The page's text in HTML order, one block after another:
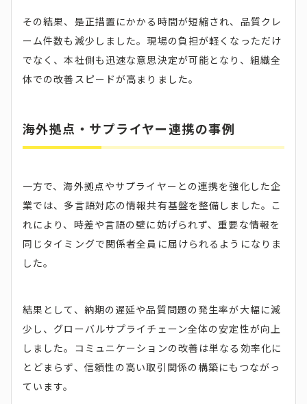
その結果、是正措置にかかる時間が短縮され、品質クレ
ーム件数も減少しました。現場の負担が軽くなっただけ
でなく、本社側も迅速な意思決定が可能となり、組織全
体での改善スピードが高まりました。
海外拠点・サプライヤー連携の事例
一方で、海外拠点やサプライヤーとの連携を強化した企
業では、多言語対応の情報共有基盤を整備しました。こ
れにより、時差や言語の壁に妨げられず、重要な情報を
同じタイミングで関係者全員に届けられるようになりま
した。
結果として、納期の遅延や品質問題の発生率が大幅に減
少し、グローバルサプライチェーン全体の安定性が向上
しました。コミュニケーションの改善は単なる効率化に
とどまらず、信頼性の高い取引関係の構築にもつながっ
ています。